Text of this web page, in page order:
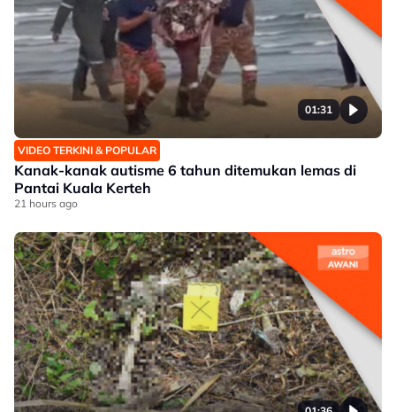
01:31
VIDEO TERKINI & POPULAR
Kanak-kanak autisme 6 tahun ditemukan lemas di
Pantai Kuala Kerteh
21 hours ago